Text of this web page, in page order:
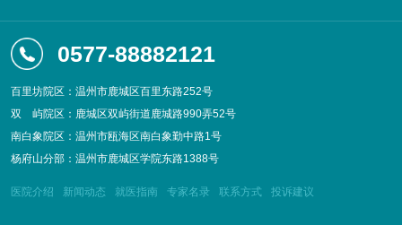
0577-88882121
百里坊院区：温州市鹿城区百里东路252号
双
屿院区：鹿城区双屿街道鹿城路990弄52号
南白象院区：温州市瓯海区南白象勤中路1号
杨府山分部：温州市鹿城区学院东路1388号
医院介绍 新闻动态 就医指南 专家名录 联系方式 投诉建议